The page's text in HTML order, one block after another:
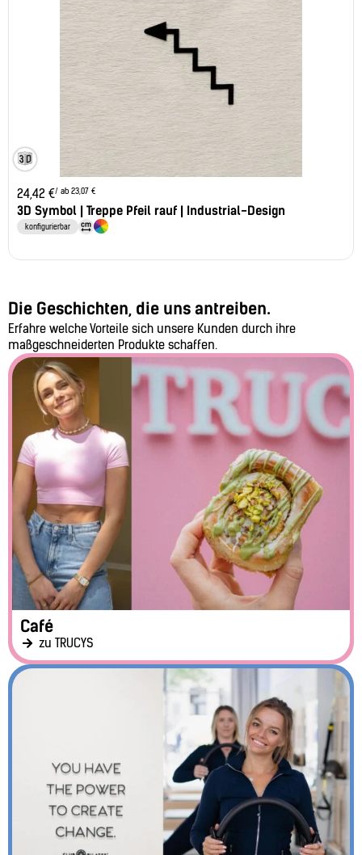
24,42 €/ ab 23,07 €
3D Symbol | Treppe Pfeil rauf | Industrial-Design
konfigurierbar
Die Geschichten, die uns antreiben.
Erfahre welche Vorteile sich unsere Kunden durch ihre
maßgeschneiderten Produkte schaffen.
Café
zu TRUCYS